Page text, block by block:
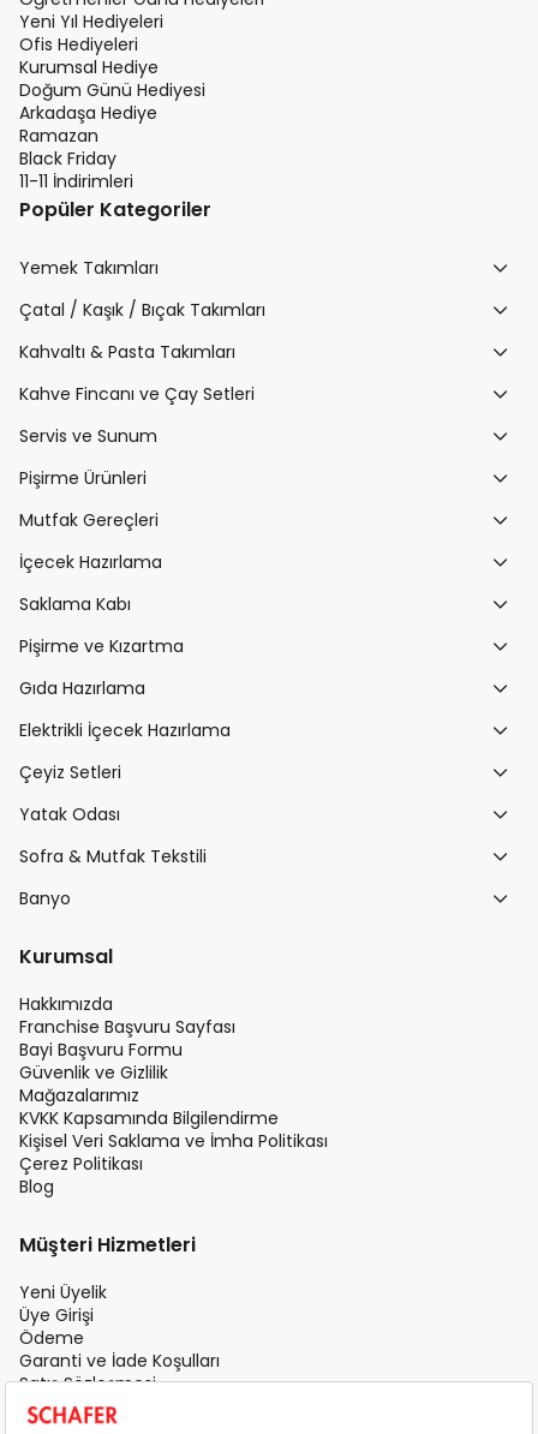
Yeni Yıl Hediyeleri
Ofis Hediyeleri
Kurumsal Hediye
Doğum Günü Hediyesi
Arkadaşa Hediye
Ramazan
Black Friday
11-11 İndirimleri
Popüler Kategoriler
Yemek Takımları
Çatal / Kaşık / Bıçak Takımları
Kahvaltı & Pasta Takımları
Kahve Fincanı ve Çay Setleri
Servis ve Sunum
Pişirme Ürünleri
Mutfak Gereçleri
İçecek Hazırlama
Saklama Kabı
Pişirme ve Kızartma
Gıda Hazırlama
Elektrikli İçecek Hazırlama
Çeyiz Setleri
Yatak Odası
Sofra & Mutfak Tekstili
Banyo
Kurumsal
Hakkımızda
Franchise Başvuru Sayfası
Bayi Başvuru Formu
Güvenlik ve Gizlilik
Mağazalarımız
KVKK Kapsamında Bilgilendirme
Kişisel Veri Saklama ve İmha Politikası
Çerez Politikası
Blog
Müşteri Hizmetleri
Yeni Üyelik
Üye Girişi
Ödeme
Garanti ve İade Koşulları
Satış Sözleşmesi
Üyelik Sözleşmesi